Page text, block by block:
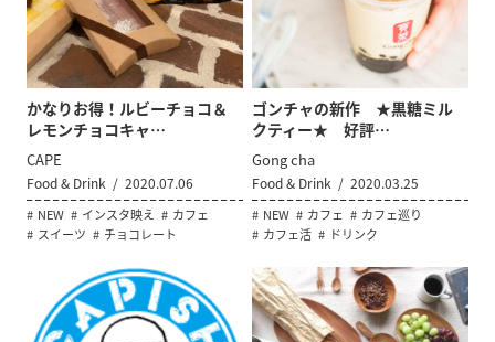
かなりお得！ルビーチョコ＆
レモンチョコキャ…
CAPE
Food & Drink 2020.07.06
NEW インスタ映え
カフェ
スイーツ
チョコレート
ゴンチャの新作 ★黒糖ミル
クティー★ 好評…
Gong cha
Food & Drink 2020.03.25
NEW カフェ
カフェ巡り
カフェ活
ドリンク